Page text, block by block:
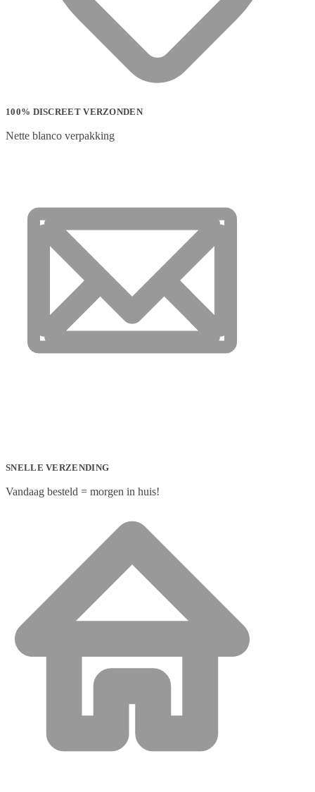
100% DISCREET VERZONDEN
Nette blanco verpakking
SNELLE VERZENDING
Vandaag besteld = morgen in huis!